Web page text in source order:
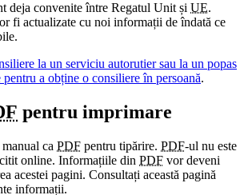
deja convenite între Regatul Unit și UE.
fi actualizate cu noi informații de îndată ce
la un serviciu autorutier sau la un popas
a obține o consiliere în persoană.
pentru imprimare
ca PDF pentru tipărire. PDF-ul nu este
online. Informațiile din PDF vor deveni
acestei pagini. Consultați această pagină
informații.